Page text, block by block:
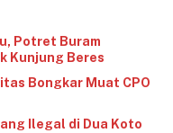
Potret Buram
Kunjung Beres
Bongkar Muat CPO
Ilegal di Dua Koto‎